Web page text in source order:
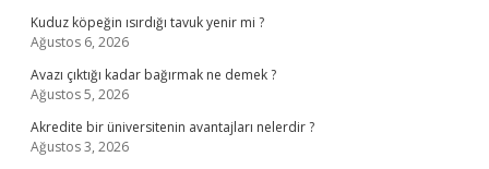
Kuduz köpeğin ısırdığı tavuk yenir mi ?
Ağustos 6, 2026
Avazı çıktığı kadar bağırmak ne demek ?
Ağustos 5, 2026
Akredite bir üniversitenin avantajları nelerdir ?
Ağustos 3, 2026